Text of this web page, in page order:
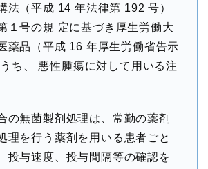
法（平成 14 年法律第 192 号）
１号の規 定に基づき厚生労働大
薬品（平成 16 年厚生労働省告示
ち、 悪性腫瘍に対して用いる注
の無菌製剤処理は、常勤の薬剤
理を行う薬剤を用いる患者ごと
投与速度、投与間隔等の確認を